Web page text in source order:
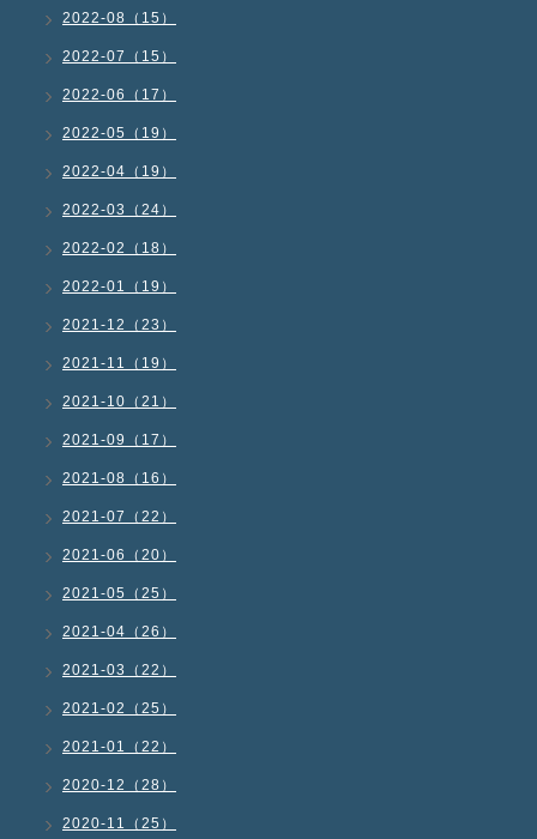
2022-08（15）
2022-07（15）
2022-06（17）
2022-05（19）
2022-04（19）
2022-03（24）
2022-02（18）
2022-01（19）
2021-12（23）
2021-11（19）
2021-10（21）
2021-09（17）
2021-08（16）
2021-07（22）
2021-06（20）
2021-05（25）
2021-04（26）
2021-03（22）
2021-02（25）
2021-01（22）
2020-12（28）
2020-11（25）